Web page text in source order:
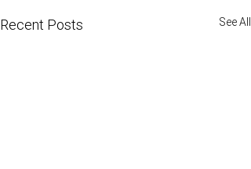
Recent Posts See All